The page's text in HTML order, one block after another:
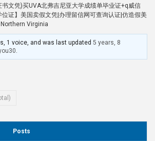
书文凭)买UVA北弗吉尼亚大学成绩单毕业证+q威信
证】美国卖假文凭|办理留信网可查询认证|仿造假美
Virginia
1 voice, and was last updated5 years, 8
.
Posts